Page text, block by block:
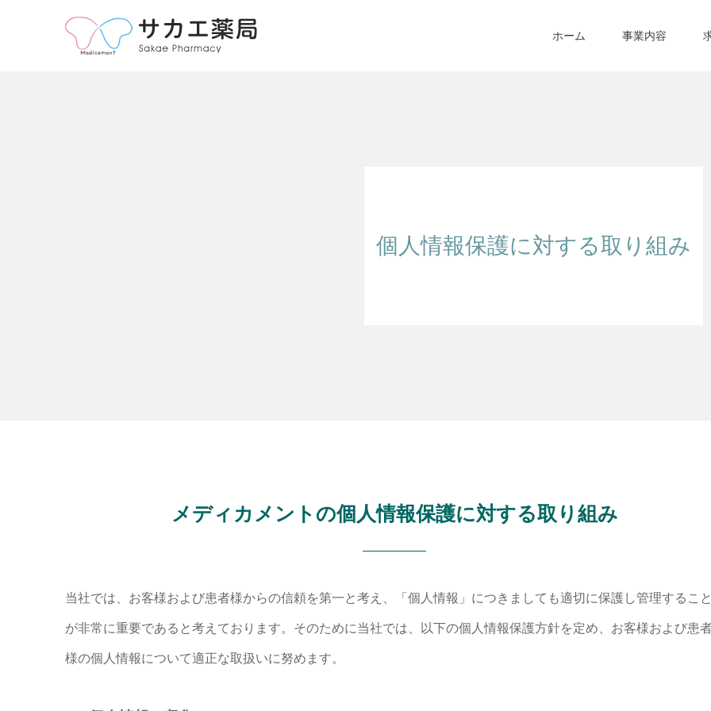
ホーム 事業内容
個人情報保護に対する取り組み
メディカメントの個人情報保護に対する取り組み
当社では、お客様および患者様からの信頼を第一と考え、「個人情報」につきましても適切に保護し管理するこ
が非常に重要であると考えております。そのために当社では、以下の個人情報保護方針を定め、お客様および患
様の個人情報について適正な取扱いに努めます。